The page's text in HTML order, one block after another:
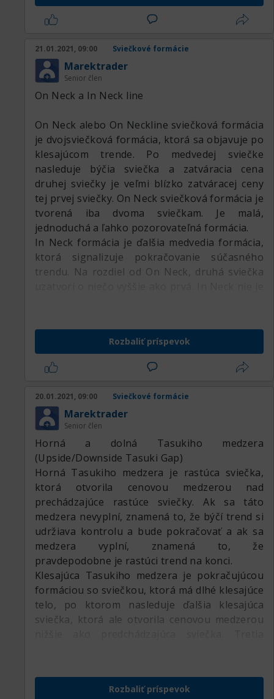
21.01.2021, 09:00 Sviečkové formácie
Marektrader
Senior člen
On Neck a In Neck line
On Neck alebo On Neckline sviečková formácia
je dvojsviečková formácia, ktorá sa objavuje po
klesajúcom trende. Po medvedej sviečke
nasleduje býčia sviečka a zatváracia cena
druhej sviečky je veľmi blízko zatváracej ceny
tej prvej sviečky. On Neck sviečková formácia je
tvorená iba dvoma sviečkam. Je malá,
jednoduchá a ľahko pozorovateľná formácia.
In Neck formácia je ďalšia medvedia formácia,
ktorá signalizuje pokračovanie súčasného
trendu. Na rozdiel od On Neck, druhá sviečka
tieto dve veľmi podobné formácie.
Rozbaliť príspevok
20.01.2021, 09:00 Sviečkové formácie
Marektrader
Senior člen
Horná a dolná Tasukiho medzera
(Upside/Downside Tasuki Gap)
Horná Tasukiho medzera je rastúca sviečka,
ktorá otvorila cenovou medzerou nad
prechádzajúce rastúce sviečky. Ak sa táto
medzera nevyplní, znamená to, že býčí trend si
udržiava kontrolu a bude pokračovať a ak sa
medzera vyplní, znamená to, že
pravdepodobne je rastúci trend na konci.
Klesajúca Tasukiho medzera je pokračujúcou
formáciou so sviečkou, ktorá má dlhé klesajúce
telo, po ktorom nasleduje ďalšia klesajúca
sviečka, ktorá ale otvorila cenovou medzerou
medzere medzi prvou a druhou sviečkou, avšak
túto medzeru neuzavrie (nevyplní).
Rozbaliť príspevok